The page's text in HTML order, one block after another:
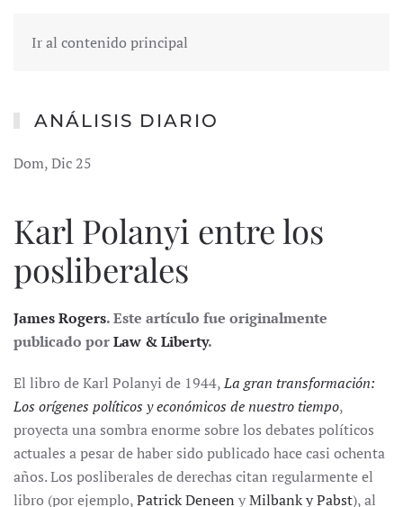
Ir al contenido principal
ANÁLISIS DIARIO
Dom, Dic 25
Karl Polanyi entre los
posliberales
James Rogers. Este artículo fue originalmente
publicado porLaw & Liberty.
El libro de Karl Polanyi de 1944,La gran transformación:
Los orígenes políticos y económicos de nuestro tiempo,
proyecta una sombra enorme sobre los debates políticos
actuales a pesar de haber sido publicado hace casi ochenta
años. Los posliberales de derechas citan regularmente el
libro (por ejemplo,Patrick Deneen yMilbank y Pabst), al